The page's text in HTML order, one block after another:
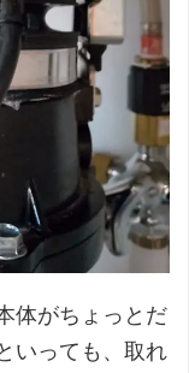
体がちょっとだ
いっても、取れ